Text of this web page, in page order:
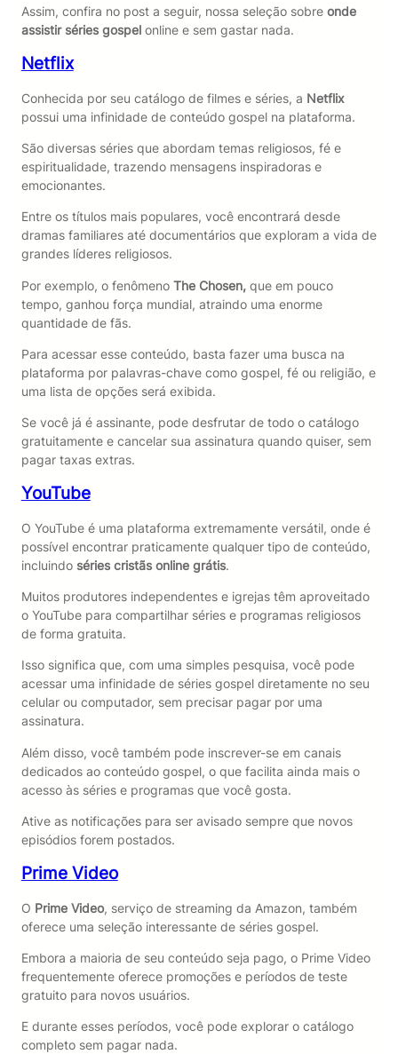
Assim, confira no post a seguir, nossa seleção sobre onde
assistir séries gospelonline e sem gastar nada.
Netflix
Conhecida por seu catálogo de filmes e séries, a Netflix
possui uma infinidade de conteúdo gospel na plataforma.
São diversas séries que abordam temas religiosos, fé e
espiritualidade, trazendo mensagens inspiradoras e
emocionantes.
Entre os títulos mais populares, você encontrará desde
dramas familiares até documentários que exploram a vida de
grandes líderes religiosos.
Por exemplo, o fenômeno The Chosen,que em pouco
tempo, ganhou força mundial, atraindo uma enorme
quantidade de fãs.
Para acessar esse conteúdo, basta fazer uma busca na
plataforma por palavras-chave como gospel, fé ou religião, e
uma lista de opções será exibida.
Se você já é assinante, pode desfrutar de todo o catálogo
gratuitamente e cancelar sua assinatura quando quiser, sem
pagar taxas extras.
YouTube
O YouTube é uma plataforma extremamente versátil, onde é
possível encontrar praticamente qualquer tipo de conteúdo,
incluindo séries cristãs online grátis.
Muitos produtores independentes e igrejas têm aproveitado
o YouTube para compartilhar séries e programas religiosos
de forma gratuita.
Isso significa que, com uma simples pesquisa, você pode
acessar uma infinidade de séries gospel diretamente no seu
celular ou computador, sem precisar pagar por uma
assinatura.
Além disso, você também pode inscrever-se em canais
dedicados ao conteúdo gospel, o que facilita ainda mais o
acesso às séries e programas que você gosta.
Ative as notificações para ser avisado sempre que novos
episódios forem postados.
Prime Video
O Prime Video, serviço de streaming da Amazon, também
oferece uma seleção interessante de séries gospel.
Embora a maioria de seu conteúdo seja pago, o Prime Video
frequentemente oferece promoções e períodos de teste
gratuito para novos usuários.
E durante esses períodos, você pode explorar o catálogo
completo sem pagar nada.